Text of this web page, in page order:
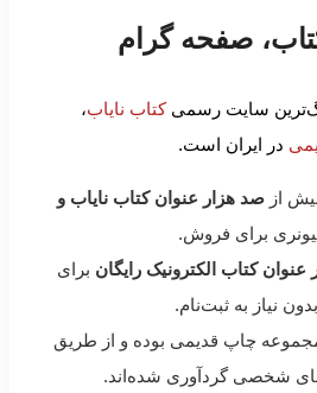
صفحه گرام
سایت رسمیکتاب نایاب،
در ایران است.
از صد هزار عنوان کتاب نایاب و
برای فروش.
عنوان کتاب الکترونیک رایگان برای
نیاز به ثبت‌نام.
چاپ قدیمی بوده و از طریق
شخصی گردآوری شده‌اند.